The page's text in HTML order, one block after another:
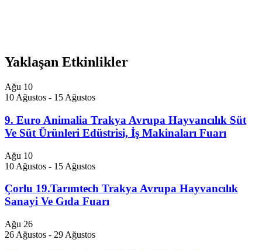
Yaklaşan Etkinlikler
Ağu 10
10 Ağustos - 15 Ağustos
9. Euro Animalia Trakya Avrupa Hayvancılık Süt
Ve Süt Ürünleri Edüstrisi, İş Makinaları Fuarı
Ağu 10
10 Ağustos - 15 Ağustos
Çorlu 19.Tarımtech Trakya Avrupa Hayvancılık
Sanayi Ve Gıda Fuarı
Ağu 26
26 Ağustos - 29 Ağustos